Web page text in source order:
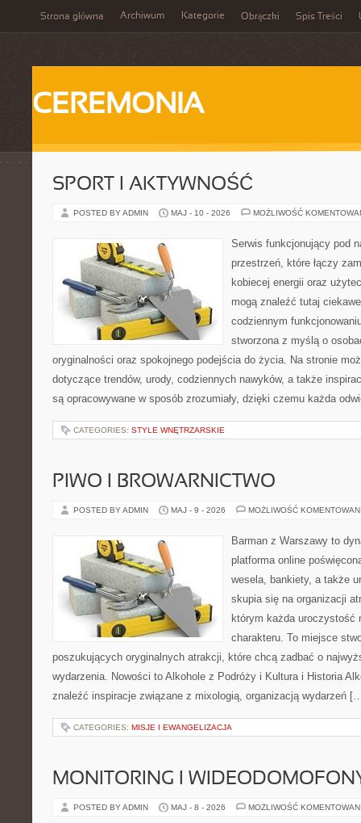
Strona główna Archiwum Kategorie Obrączki Spis Treści
CEREMONIA
SPORT I AKTYWNOŚĆ
POSTED BY ADMIN MAJ - 10 - 2026 MOŻLIWOŚĆ
Serwis funkcjonujący pod
przestrzeń, które łączy
kobiecej energii oraz
mogą znaleźć tutaj
codziennym
stworzona z myślą o
oryginalności oraz spokojnego podejścia do życia. Na stronie
dotyczące trendów, urody, codziennych nawyków, a także
są opracowywane w sposób zrozumiały, dzięki czemu każda
CATEGORIES: STYLE WNĘTRZARSKIE
PIWO I BROWARNICTWO
POSTED BY ADMIN MAJ - 9 - 2026 MOŻLIWOŚĆ
Barman z Warszawy to
platforma online
wesela, bankiety, a także
skupia się na organizacji
którym każda uroczystość
charakteru. To miejsce
poszukujących oryginalnych atrakcji, które chcą zadbać o
wydarzenia. Nowości to Alkohole z Podróży i Kultura i Historia
znaleźć inspiracje związane z mixologią, organizacją wydarzeń
CATEGORIES: MISJE I EWANGELIZACJA
MONITORING I
POSTED BY ADMIN MAJ - 8 - 2026 MOŻLIWOŚĆ